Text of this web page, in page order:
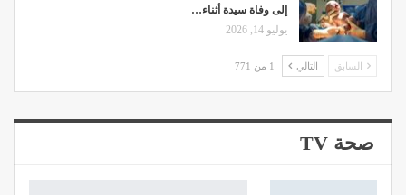
إلى وفاة سيدة أثناء…
يوليو 14, 2026
السابق التالي 1 من 771
صحة TV